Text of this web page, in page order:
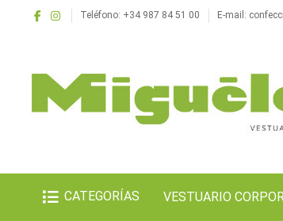
Teléfono: +34 987 84 51 00 E-mail:
CATEGORÍAS VESTUARIO